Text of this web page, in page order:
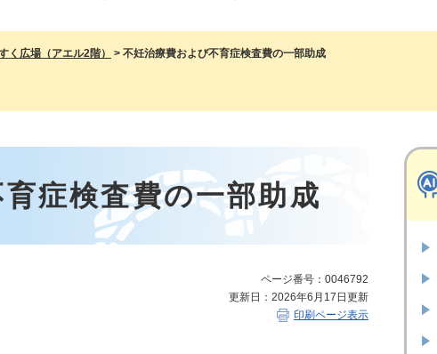
く広場（アエル2階） > 不妊治療費および不育症検査費の一部助成
症検査費の一部助成
ページ番号：0046792
更新日：2026年6月17日更新
印刷ページ表示